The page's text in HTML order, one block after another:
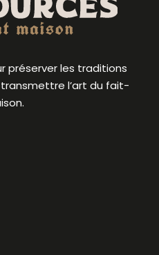
préserver les traditions
l’art du fait-